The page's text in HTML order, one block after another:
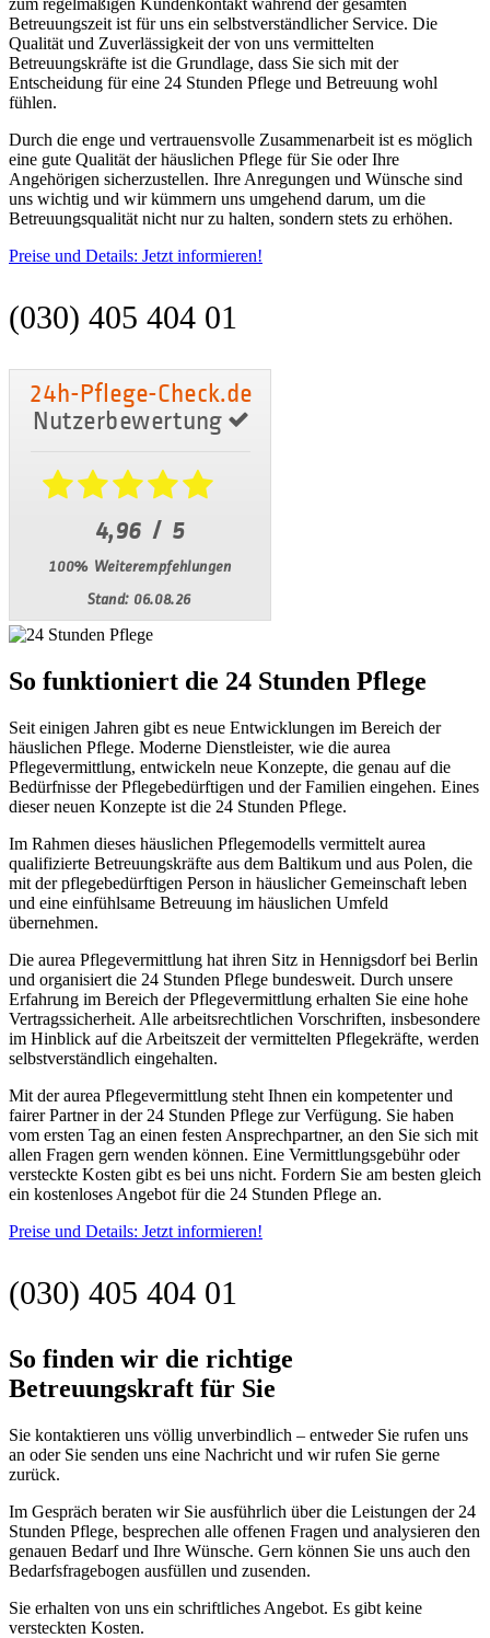
zum regelmäßigen Kundenkontakt während der gesamten
Betreuungszeit ist für uns ein selbstverständlicher Service. Die
Qualität und Zuverlässigkeit der von uns vermittelten
Betreuungskräfte ist die Grundlage, dass Sie sich mit der
Entscheidung für eine 24 Stunden Pflege und Betreuung wohl
fühlen.
Durch die enge und vertrauensvolle Zusammenarbeit ist es möglich
eine gute Qualität der häuslichen Pflege für Sie oder Ihre
Angehörigen sicherzustellen. Ihre Anregungen und Wünsche sind
uns wichtig und wir kümmern uns umgehend darum, um die
Betreuungsqualität nicht nur zu halten, sondern stets zu erhöhen.
Preise und Details: Jetzt informieren!
(030) 405 404 01
So funktioniert die 24 Stunden Pflege
Seit einigen Jahren gibt es neue Entwicklungen im Bereich der
häuslichen Pflege. Moderne Dienstleister, wie die aurea
Pflegevermittlung, entwickeln neue Konzepte, die genau auf die
Bedürfnisse der Pflegebedürftigen und der Familien eingehen. Eines
dieser neuen Konzepte ist die 24 Stunden Pflege.
Im Rahmen dieses häuslichen Pflegemodells vermittelt aurea
qualifizierte Betreuungskräfte aus dem Baltikum und aus Polen, die
mit der pflegebedürftigen Person in häuslicher Gemeinschaft leben
und eine einfühlsame Betreuung im häuslichen Umfeld
übernehmen.
Die aurea Pflegevermittlung hat ihren Sitz in Hennigsdorf bei Berlin
und organisiert die 24 Stunden Pflege bundesweit. Durch unsere
Erfahrung im Bereich der Pflegevermittlung erhalten Sie eine hohe
Vertragssicherheit. Alle arbeitsrechtlichen Vorschriften, insbesondere
im Hinblick auf die Arbeitszeit der vermittelten Pflegekräfte, werden
selbstverständlich eingehalten.
Mit der aurea Pflegevermittlung steht Ihnen ein kompetenter und
fairer Partner in der 24 Stunden Pflege zur Verfügung. Sie haben
vom ersten Tag an einen festen Ansprechpartner, an den Sie sich mit
allen Fragen gern wenden können. Eine Vermittlungsgebühr oder
versteckte Kosten gibt es bei uns nicht. Fordern Sie am besten gleich
ein kostenloses Angebot für die 24 Stunden Pflege an.
Preise und Details: Jetzt informieren!
(030) 405 404 01
So finden wir die richtige
Betreuungskraft für Sie
Sie kontaktieren uns völlig unverbindlich – entweder Sie rufen uns
an oder Sie senden uns eine Nachricht und wir rufen Sie gerne
zurück.
Im Gespräch beraten wir Sie ausführlich über die Leistungen der 24
Stunden Pflege, besprechen alle offenen Fragen und analysieren den
genauen Bedarf und Ihre Wünsche. Gern können Sie uns auch den
Bedarfsfragebogen ausfüllen und zusenden.
Sie erhalten von uns ein schriftliches Angebot. Es gibt keine
versteckten Kosten.